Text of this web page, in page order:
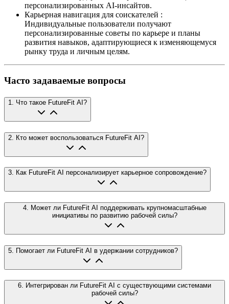
персонализированных AI-инсайтов.
Карьерная навигация для соискателей :
Индивидуальные пользователи получают
персонализированные советы по карьере и планы
развития навыков, адаптирующиеся к изменяющемуся
рынку труда и личным целям.
Часто задаваемые вопросы
1 Что такое FutureFit AI?
2 Кто может воспользоваться FutureFit AI?
3. Как FutureFit AI персонализирует карьерное сопровождение?
4.
Может ли FutureFit AI поддерживать крупномасштабные
инициативы по развитию рабочей силы?
5 Помогает ли FutureFit AI в удержании сотрудников?
6. Интегрирован ли FutureFit AI с существующими системами
рабочей силы?